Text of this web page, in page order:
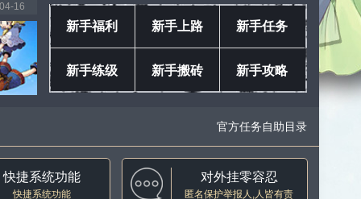
16
11
18
04
16
16
新手福利 新手上路 新手任务
新手练级 新手搬砖 新手攻略
官方任务自助目录
快捷系统功能
快捷系统功能
对外挂零容忍
匿名保护举报人,人皆有责